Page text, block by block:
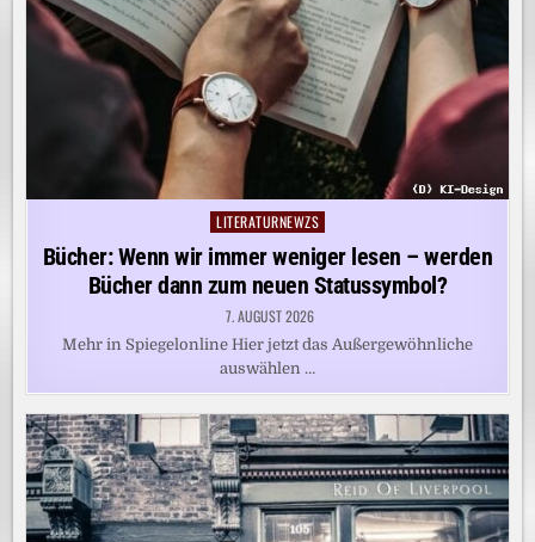
Posted
in
LITERATURNEWZS
Bücher: Wenn wir immer weniger lesen – werden
Bücher dann zum neuen Statussymbol?
7. AUGUST 2026
Mehr in Spiegelonline Hier jetzt das Außergewöhnliche
auswählen …